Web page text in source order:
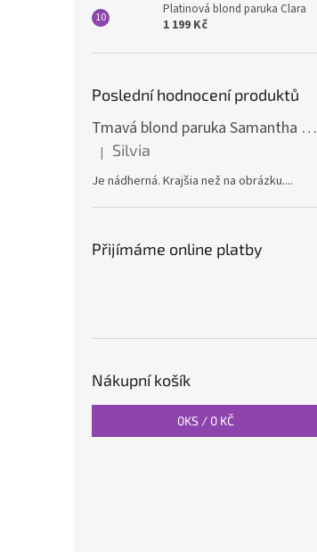
Platinová blond paruka Clara
1 199 Kč
Poslední hodnocení produktů
Tmavá blond paruka Samantha s melíry
Hodnocení produktu je 5 z 5 hvězdiček.
| Silvia
Je nádherná. Krajšia než na obrázku....
Přijímáme online platby
Nákupní košík
0KS / 0 KČ